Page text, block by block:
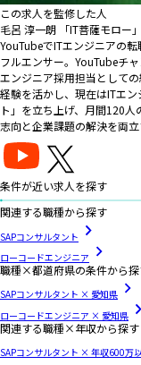
この求人を監修した人
毛呂 淳一朗 「IT菩薩モロー」
YouTubeでITエンジニアの
フルエンサー。YouTubeチ
エンジニア採用担当として
経験を活かし、現在はITエ
ト」を立ち上げ、月間120
志向と企業課題の解決を両
条件が近い求人を探す
関連する職種から探す
SAPコンサルタント
ローコードエンジニア
職種×都道府県の条件から
SAPコンサルタント × 愛知県
ローコードエンジニア × 愛知県
関連する職種×年収から探す
SAPコンサルタント × 年収600万